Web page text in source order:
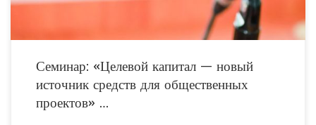
Семинар: «Целевой капитал — новый
источник средств для общественных
проектов» …